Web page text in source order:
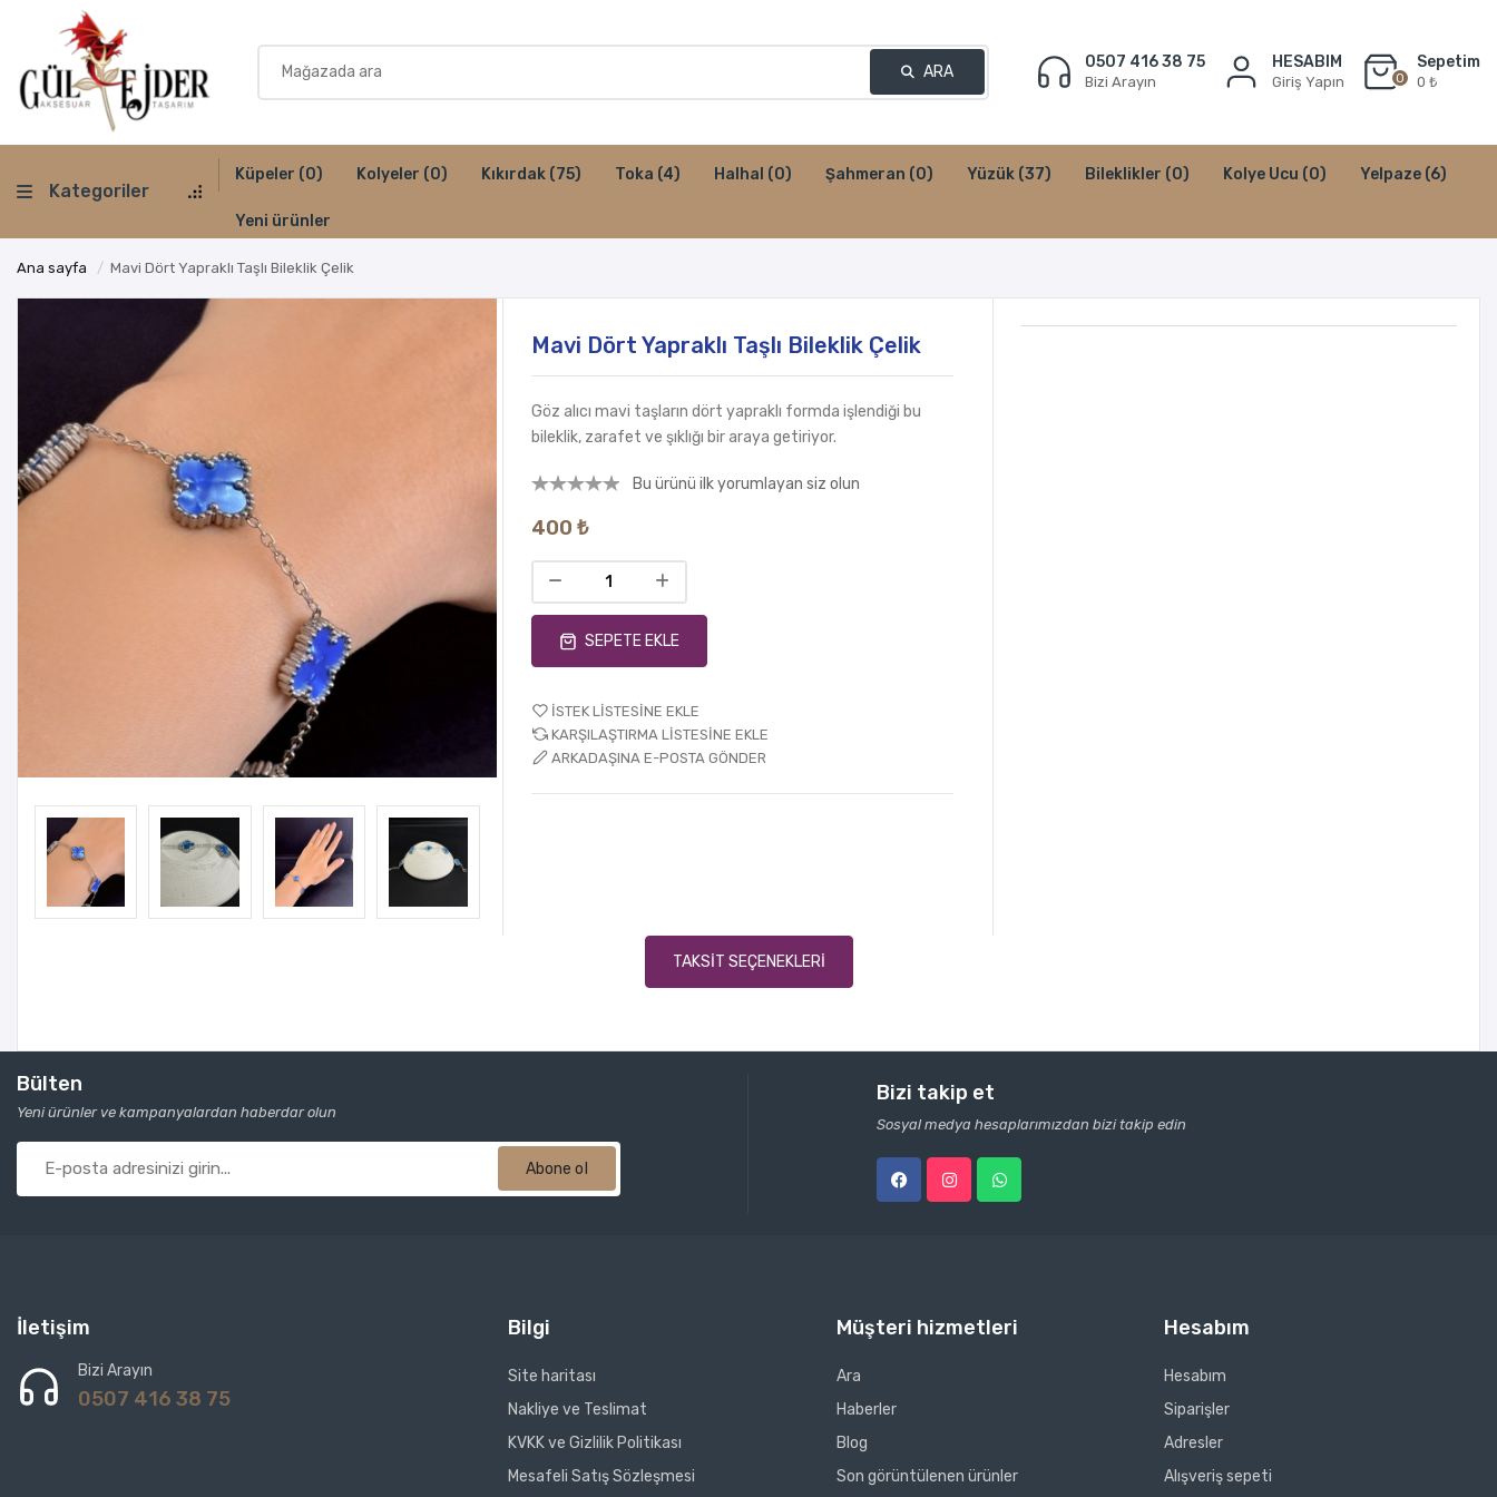
0507 416 38 75
Bizi Arayın
HESABIM
Giriş Yapın 0
Sepetim
0 ₺
ARA
Kategoriler
Küpeler (0) Kolyeler (0) Kıkırdak (75) Toka (4) Halhal (0) Şahmeran (0) Yüzük (37) Bileklikler (0) Kolye Ucu (0) Yelpaze (6)
Yeni ürünler
Ana sayfa / Mavi Dört Yapraklı Taşlı Bileklik Çelik
Mavi Dört Yapraklı Taşlı Bileklik Çelik
Göz alıcı mavi taşların dört yapraklı formda işlendiği bu
bileklik, zarafet ve şıklığı bir araya getiriyor.
Bu ürünü ilk yorumlayan siz olun
400 ₺
SEPETE EKLE
İSTEK LISTESINE EKLE
KARŞILAŞTIRMA LISTESINE EKLE
ARKADAŞINA E-POSTA GÖNDER
TAKSIT SEÇENEKLERI
Bülten
Yeni ürünler ve kampanyalardan haberdar olun
Abone ol
Bizi takip et
Sosyal medya hesaplarımızdan bizi takip edin
İletişim
Bizi Arayın
0507 416 38 75
Bilgi
Site haritası
Nakliye ve Teslimat
KVKK ve Gizlilik Politikası
Mesafeli Satış Sözleşmesi
Müşteri hizmetleri
Ara
Haberler
Blog
Son görüntülenen ürünler
Hesabım
Hesabım
Siparişler
Adresler
Alışveriş sepeti